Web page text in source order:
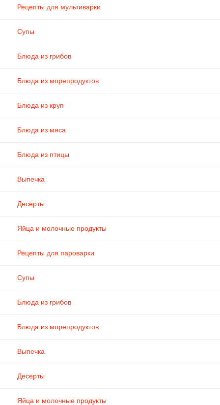
Рецепты для мультиварки
Супы
Блюда из грибов
Блюда из морепродуктов
Блюда из круп
Блюда из мяса
Блюда из птицы
Выпечка
Десерты
Яйца и молочные продукты
Рецепты для пароварки
Супы
Блюда из грибов
Блюда из морепродуктов
Выпечка
Десерты
Яйца и молочные продукты